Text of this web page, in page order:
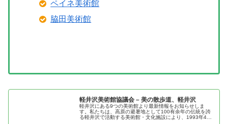
ペイネ美術館
脇田美術館
軽井沢美術館協議会 – 美の散歩道、軽井沢
軽井沢にある9つの美術館より最新情報をお知らせしま
す。私たちは、高原の避暑地として100有余年の伝統を誇
る軽井沢で活動する美術館・文化施設により、1993年4月